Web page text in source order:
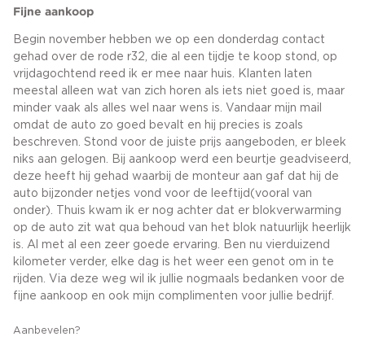
Fijne aankoop
Begin november hebben we op een donderdag contact
gehad over de rode r32, die al een tijdje te koop stond, op
vrijdagochtend reed ik er mee naar huis. Klanten laten
meestal alleen wat van zich horen als iets niet goed is, maar
minder vaak als alles wel naar wens is. Vandaar mijn mail
omdat de auto zo goed bevalt en hij precies is zoals
beschreven. Stond voor de juiste prijs aangeboden, er bleek
niks aan gelogen. Bij aankoop werd een beurtje geadviseerd,
deze heeft hij gehad waarbij de monteur aan gaf dat hij de
auto bijzonder netjes vond voor de leeftijd(vooral van
onder). Thuis kwam ik er nog achter dat er blokverwarming
op de auto zit wat qua behoud van het blok natuurlijk heerlijk
is. Al met al een zeer goede ervaring. Ben nu vierduizend
kilometer verder, elke dag is het weer een genot om in te
rijden. Via deze weg wil ik jullie nogmaals bedanken voor de
fijne aankoop en ook mijn complimenten voor jullie bedrijf.
Aanbevelen?